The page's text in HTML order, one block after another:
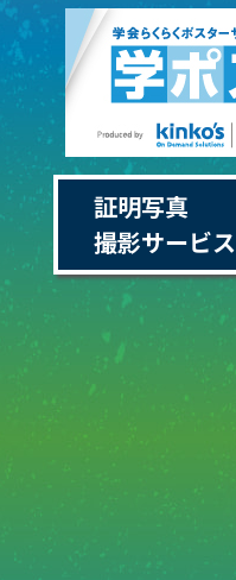
証明写真
撮影サービス